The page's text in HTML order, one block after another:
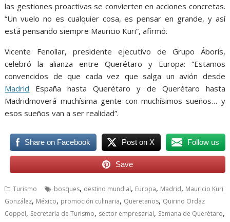
las gestiones proactivas se convierten en acciones concretas.
“Un vuelo no es cualquier cosa, es pensar en grande, y así
está pensando siempre Mauricio Kuri”, afirmó.
Vicente Fenollar, presidente ejecutivo de Grupo Áboris,
celebró la alianza entre Querétaro y Europa: “Estamos
convencidos de que cada vez que salga un avión desde
Madrid España hasta Querétaro y de Querétaro hasta
Madridmoverá muchísima gente con muchísimos sueños… y
esos sueños van a ser realidad”.
Share on Facebook Post on X Follow us
Save
Turismo bosques, destino mundial, Europa, Madrid, Mauricio Kuri
González, México, promoción culinaria, Queretanos, Quirino Ordaz
Coppel, Secretaría de Turismo, sector empresarial, Semana de Querétaro,